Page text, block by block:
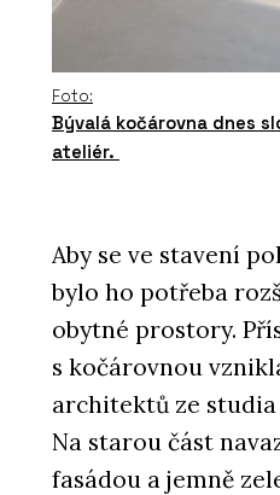
Foto:
Bývalá kočárovna dnes
ateliér.
Aby se ve stavení
bylo ho potřeba
obytné prostory.
s kočárovnou
architektů ze
Na starou část
fasádou a jemně